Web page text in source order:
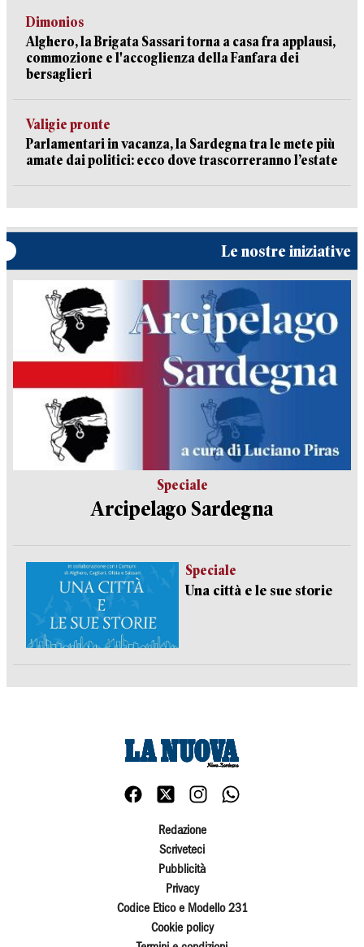
Dimonios
Alghero, la Brigata Sassari torna a casa fra applausi,
commozione e l'accoglienza della Fanfara dei
bersaglieri
Valigie pronte
Parlamentari in vacanza, la Sardegna tra le mete più
amate dai politici: ecco dove trascorreranno l’estate
Le nostre iniziative
Speciale
Arcipelago Sardegna
Speciale
Una città e le sue storie
Redazione
Scriveteci
Pubblicità
Privacy
Codice Etico e Modello 231
Cookie policy